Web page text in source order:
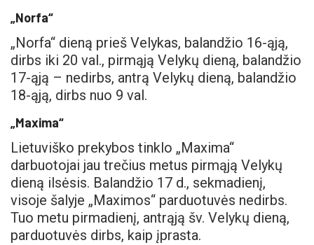
„Norfa“
„Norfa“ dieną prieš Velykas, balandžio 16-ąją,
dirbs iki 20 val., pirmąją Velykų dieną, balandžio
17-ąją – nedirbs, antrą Velykų dieną, balandžio
18-ąją, dirbs nuo 9 val.
„Maxima“
Lietuviško prekybos tinklo „Maxima“
darbuotojai jau trečius metus pirmąją Velykų
dieną ilsėsis. Balandžio 17 d., sekmadienį,
visoje šalyje „Maximos“ parduotuvės nedirbs.
Tuo metu pirmadienį, antrąją šv. Velykų dieną,
parduotuvės dirbs, kaip įprasta.